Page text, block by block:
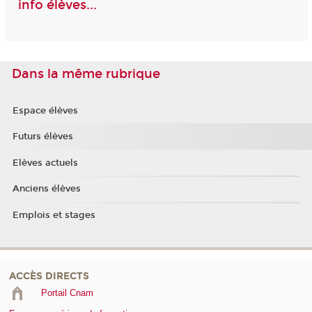
info élèves...
Dans la même rubrique
Espace élèves
Futurs élèves
Elèves actuels
Anciens élèves
Emplois et stages
ACCÈS DIRECTS
Portail Cnam